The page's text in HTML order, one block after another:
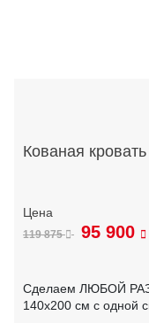
Кованая
119 875 95 900
Сделаем ЛЮБОЙ
140х200 см с одной